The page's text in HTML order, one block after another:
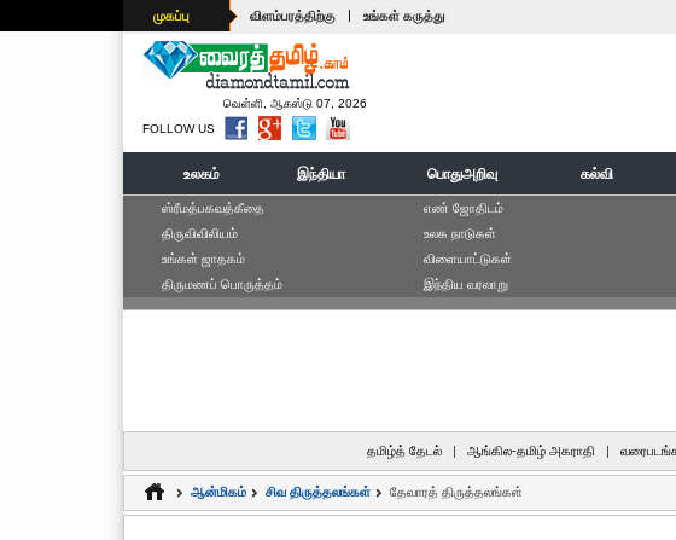
முகப்பு விளம்பரத்திற்கு | உங்கள் கருத்து
வெள்ளி, ஆகஸ்டு 07, 2026
FOLLOW US
உலகம் இந்தியா பொதுஅறிவு கல்வி
ஸ்ரீமத்பகவத்கீதை
திருவிவிலியம்
உங்கள் ஜாதகம்
திருமணப் பொருத்தம்
எ‌ண் ஜோ‌திட‌ம்
உலக நாடுகள்
விளையாட்டுகள்
இந்திய வரலாறு
தமிழ்த் தேடல் | ஆங்கில-தமிழ் அகராதி |
ஆன்மிகம் சிவ திருத்தலங்கள் தேவாரத் திருத்தலங்கள்